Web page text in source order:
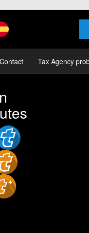
Contact Tax Agency
el profesionalismo y la
mi gestoría y la de mi